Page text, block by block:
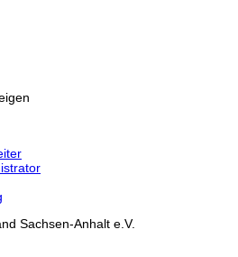
Sachsen-Anhalt e.V.